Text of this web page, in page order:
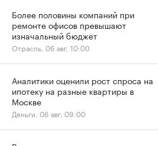
Более половины компаний при
ремонте офисов превышают
изначальный бюджет
Отрасль, 06 авг, 10:00
Аналитики оценили рост спроса на
ипотеку на разные квартиры в
Москве
Деньги, 06 авг, 09:00